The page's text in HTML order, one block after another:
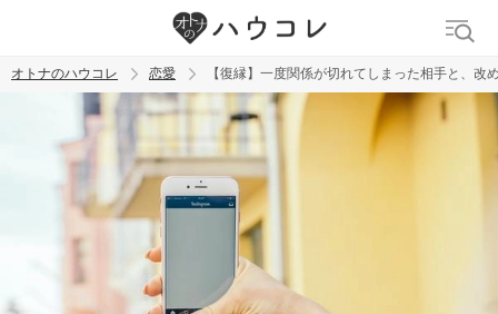
トレンド ワード
吸引バイブ SM
オトナのハウコレ 恋愛 【復縁】一度関係が切れてしまった相手と、改